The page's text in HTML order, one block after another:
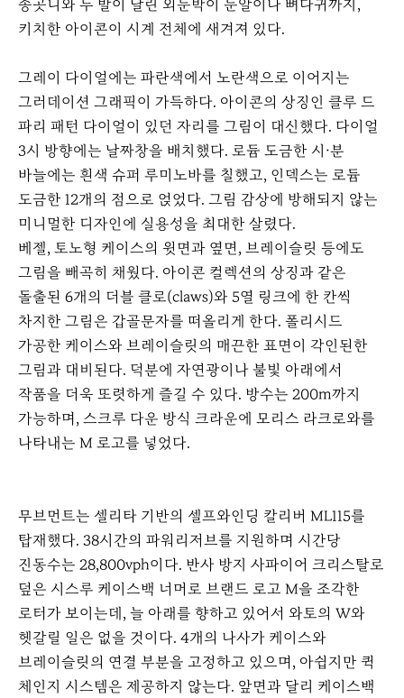
송곳니와 두 발이 달린 외눈박이 눈알이나 뼈다귀까지,
키치한 아이콘이 시계 전체에 새겨져 있다.
그레이 다이얼에는 파란색에서 노란색으로 이어지는
그러데이션 그래픽이 가득하다. 아이콘의 상징인 클루 드
파리 패턴 다이얼이 있던 자리를 그림이 대신했다. 다이얼
3시 방향에는 날짜창을 배치했다. 로듐 도금한 시·분
바늘에는 흰색 슈퍼 루미노바를 칠했고, 인덱스는 로듐
도금한 12개의 점으로 얹었다. 그림 감상에 방해되지 않는
미니멀한 디자인에 실용성을 최대한 살렸다.
베젤, 토노형 케이스의 윗면과 옆면, 브레이슬릿 등에도
그림을 빼곡히 채웠다. 아이콘 컬렉션의 상징과 같은
돌출된 6개의 더블 클로(claws)와 5열 링크에 한 칸씩
차지한 그림은 갑골문자를 떠올리게 한다. 폴리시드
가공한 케이스와 브레이슬릿의 매끈한 표면이 각인된한
그림과 대비된다. 덕분에 자연광이나 불빛 아래에서
작품을 더욱 또렷하게 즐길 수 있다. 방수는 200m까지
가능하며, 스크루 다운 방식 크라운에 모리스 라크로와를
나타내는 M 로고를 넣었다.
무브먼트는 셀리타 기반의 셀프와인딩 칼리버 ML115를
탑재했다. 38시간의 파워리저브를 지원하며 시간당
진동수는 28,800vph이다. 반사 방지 사파이어 크리스탈로
덮은 시스루 케이스백 너머로 브랜드 로고 M을 조각한
로터가 보이는데, 늘 아래를 향하고 있어서 와토의 W와
헷갈릴 일은 없을 것이다. 4개의 나사가 케이스와
브레이슬릿의 연결 부분을 고정하고 있으며, 아쉽지만 퀵
체인지 시스템은 제공하지 않는다. 앞면과 달리 케이스백